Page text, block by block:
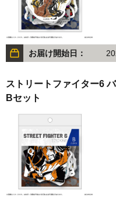
お届け開始日：
ストリートファイター6
Bセット